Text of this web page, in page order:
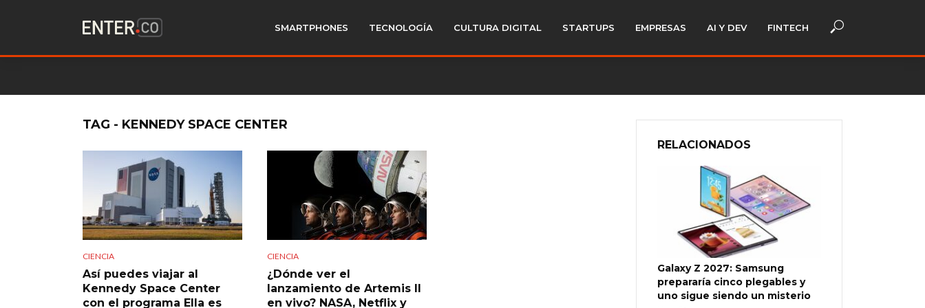
SMARTPHONES TECNOLOGÍA CULTURA DIGITAL STARTUPS EMPRESAS AI Y DEV FINTECH
TAG - KENNEDY SPACE CENTER
CIENCIA
Así puedes viajar al
Kennedy Space Center
con el programa Ella es
CIENCIA
¿Dónde ver el
lanzamiento de Artemis II
en vivo? NASA, Netflix y
RELACIONADOS
Galaxy Z 2027: Samsung
prepararía cinco plegables y
uno sigue siendo un misterio